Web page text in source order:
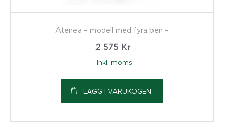
Atenea – modell med fyra ben –
2 575 Kr
inkl. moms
LÄGG I VARUKOGEN